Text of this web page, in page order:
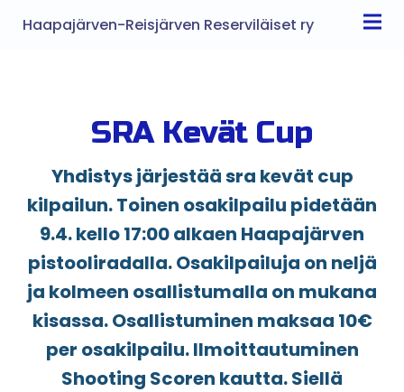
Haapajärven-Reisjärven Reserviläiset ry
SRA Kevät Cup
Yhdistys järjestää sra kevät cup
kilpailun. Toinen osakilpailu pidetään
9.4. kello 17:00 alkaen Haapajärven
pistooliradalla. Osakilpailuja on neljä
ja kolmeen osallistumalla on mukana
kisassa. Osallistuminen maksaa 10€
per osakilpailu. Ilmoittautuminen
Shooting Scoren kautta. Siellä